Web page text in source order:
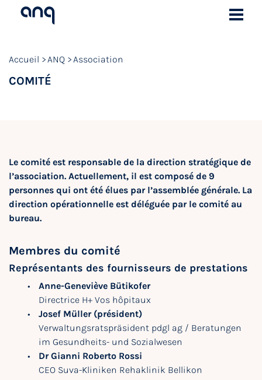
Accueil ANQ Association
COMITÉ
Le comité est responsable de la direction stratégique de
l’association. Actuellement, il est composé de 9
personnes qui ont été élues par l’assemblée générale. La
direction opérationnelle est déléguée par le comité au
bureau.
Membres du comité
Représentants des fournisseurs de prestations
Anne-Geneviève Bütikofer
Directrice H+ Vos hôpitaux
Josef Müller (président)
Verwaltungsratspräsident pdgl ag / Beratungen
im Gesundheits- und Sozialwesen
Dr Gianni Roberto Rossi
CEO Suva-Kliniken Rehaklinik Bellikon